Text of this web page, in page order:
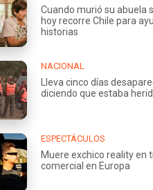
Cuando murió su abuela
hoy recorre Chile para
historias
NACIONAL
Lleva cinco días
diciendo que estaba
ESPECTÁCULOS
Muere exchico reality en
comercial en Europa